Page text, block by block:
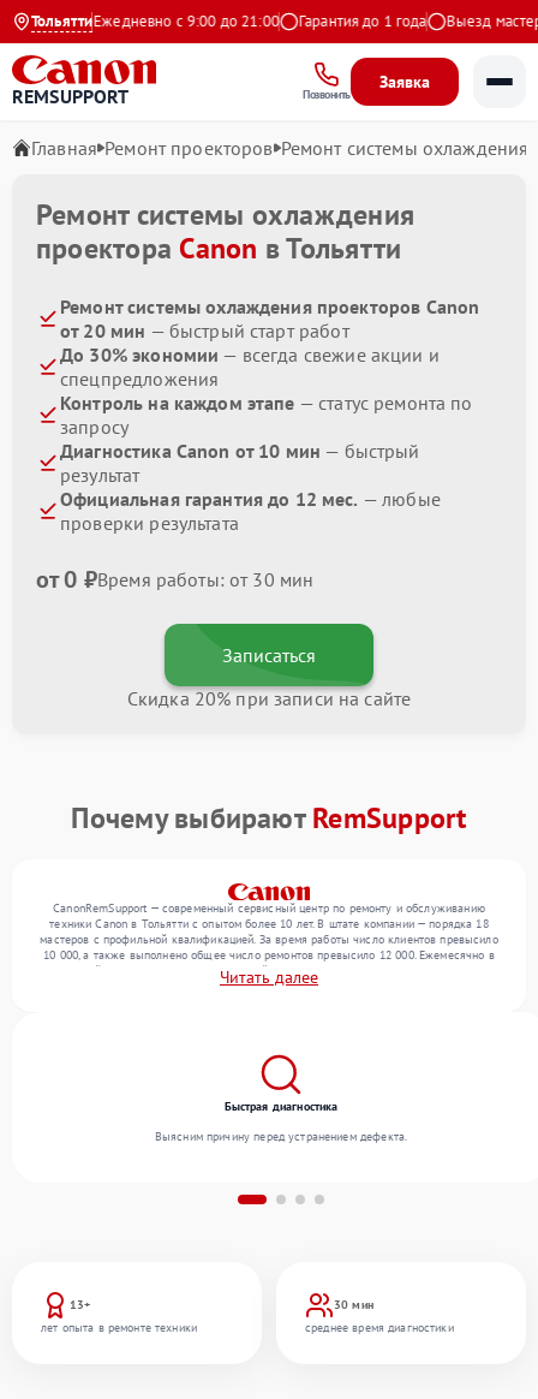
ТольяттиЕжедневно с 9:00 до 21:00 Гарантия до 1 года Выезд мастера
REMSUPPORT Позвонить
Заявка
Главная Ремонт проекторов Ремонт системы охлаждения
Ремонт системы охлаждения
проектора Canon в Тольятти
Ремонт системы охлаждения проекторов Canon
от 20 мин — быстрый старт работ
До 30% экономии — всегда свежие акции и
спецпредложения
Контроль на каждом этапе — статус ремонта по
запросу
Диагностика Canon от 10 мин — быстрый
результат
Официальная гарантия до 12 мес. — любые
проверки результата
от 0 ₽Время работы: от 30 мин
Записаться
Скидка 20% при записи на сайте
Почему выбираютRemSupport
CanonRemSupport — современный сервисный центр по ремонту и обслуживанию
техники Canon в Тольятти с опытом более 10 лет. В штате компании — порядка 18
мастеров с профильной квалификацией. За время работы число клиентов превысило
10 000, а также выполнено общее число ремонтов превысило 12 000. Ежемесячно в
сервисный центр поступает от 300 устройств, включая , , оргтехнику. Мы беремся за
задачи любой сложности и предлагаем стабильный уровень сервиса благодаря
Читать далее
13+
лет опыта в ремонте техники
30 мин
среднее время диагностики
Быстрая диагностика
Выясним причину перед устранением дефекта.